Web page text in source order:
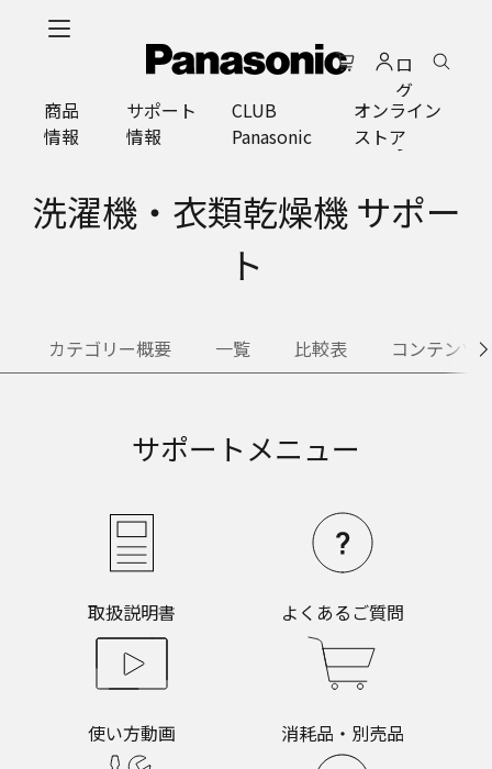
ロ
グ
イ
ン
商品
情報
サポート
情報
CLUB
Panasonic
オンライン
ストア
洗濯機・衣類乾燥機 サポー
ト
カテゴリー概要 一覧 比較表 コンテンツ
サポートメニュー
取扱説明書 よくあるご質問
使い方動画 消耗品・別売品